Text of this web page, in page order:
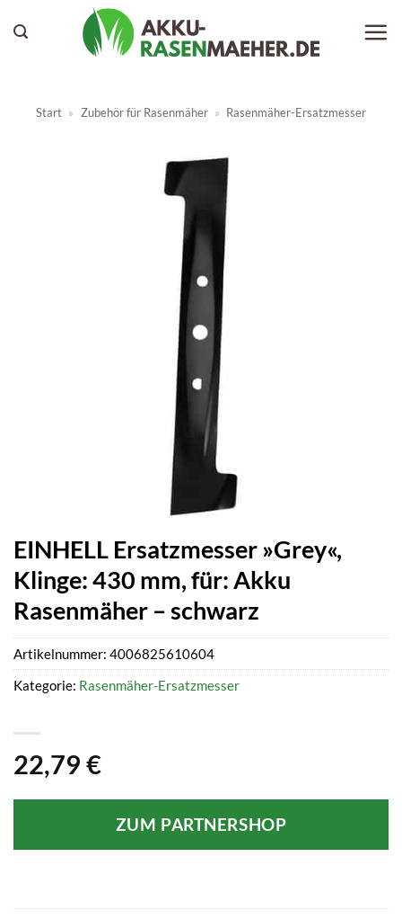
Inhalt
Start » Zubehör für Rasenmäher » Rasenmäher-Ersatzmesser
EINHELL Ersatzmesser »Grey«,
Klinge: 430 mm, für: Akku
Rasenmäher – schwarz
22,79 €
ZUM PARTNERSHOP
Artikelnummer: 4006825610604
Kategorie: Rasenmäher-Ersatzmesser